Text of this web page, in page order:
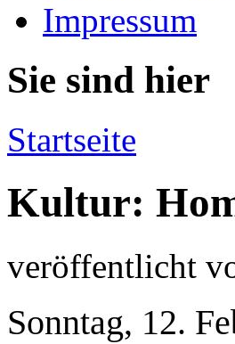
Impressum
Sie sind hier
Startseite
Kultur:
veröffentlicht
Sonntag, 12.